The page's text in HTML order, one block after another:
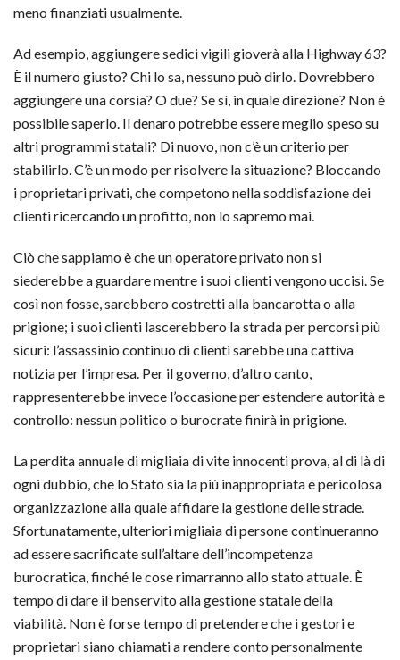
meno finanziati usualmente.
Ad esempio, aggiungere sedici vigili gioverà alla Highway 63?
È il numero giusto? Chi lo sa, nessuno può dirlo. Dovrebbero
aggiungere una corsia? O due? Se sì, in quale direzione? Non è
possibile saperlo. Il denaro potrebbe essere meglio speso su
altri programmi statali? Di nuovo, non c’è un criterio per
stabilirlo. C’è un modo per risolvere la situazione? Bloccando
i proprietari privati, che competono nella soddisfazione dei
clienti ricercando un profitto, non lo sapremo mai.
Ciò che sappiamo è che un operatore privato non si
siederebbe a guardare mentre i suoi clienti vengono uccisi. Se
così non fosse, sarebbero costretti alla bancarotta o alla
prigione; i suoi clienti lascerebbero la strada per percorsi più
sicuri: l’assassinio continuo di clienti sarebbe una cattiva
notizia per l’impresa. Per il governo, d’altro canto,
rappresenterebbe invece l’occasione per estendere autorità e
controllo: nessun politico o burocrate finirà in prigione.
La perdita annuale di migliaia di vite innocenti prova, al di là di
ogni dubbio, che lo Stato sia la più inappropriata e pericolosa
organizzazione alla quale affidare la gestione delle strade.
Sfortunatamente, ulteriori migliaia di persone continueranno
ad essere sacrificate sull’altare dell’incompetenza
burocratica, finché le cose rimarranno allo stato attuale. È
tempo di dare il benservito alla gestione statale della
viabilità. Non è forse tempo di pretendere che i gestori e
proprietari siano chiamati a rendere conto personalmente